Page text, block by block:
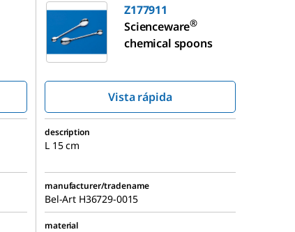
Z177911
Scienceware®
chemical spoons
Vista rápida
description
L 15 cm
manufacturer/tradename
Bel-Art H36729-0015
material